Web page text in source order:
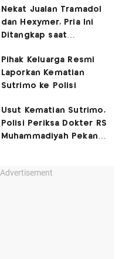
Dihukum Seumur Hidup
Nekat Jualan Tramadol
dan Hexymer, Pria Ini
Ditangkap saat
Pihak Keluarga Resmi
Laporkan Kematian
Sutrimo ke Polisi
Usut Kematian Sutrimo,
Polisi Periksa Dokter RS
Muhammadiyah Pekan
Advertisement